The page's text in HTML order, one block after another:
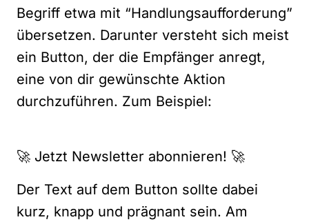
Begriff etwa mit “Handlungsaufforderung”
übersetzen. Darunter versteht sich meist
ein Button, der die Empfänger anregt,
eine von dir gewünschte Aktion
durchzuführen. Zum Beispiel:
🚀 Jetzt Newsletter abonnieren! 🚀
Der Text auf dem Button sollte dabei
kurz, knapp und prägnant sein. Am